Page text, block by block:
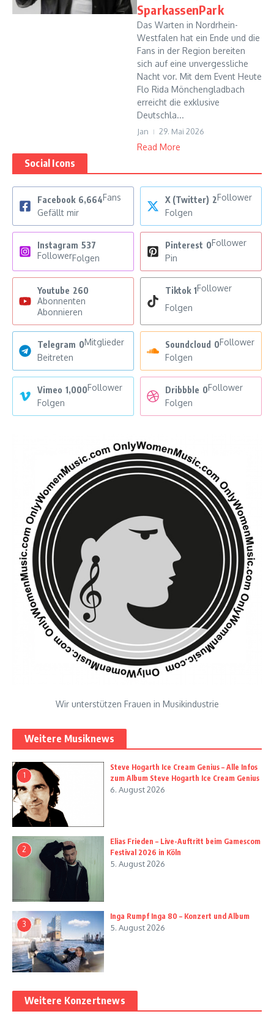
SparkassenPark
Das Warten in Nordrhein-
Westfalen hat ein Ende und die
Fans in der Region bereiten
sich auf eine unvergessliche
Nacht vor. Mit dem Event Heute
Flo Rida Mönchengladbach
erreicht die exklusive
Deutschla...
Jan 29. Mai 2026
Read More
Social Icons
Facebook 6,664Fans
Gefällt mir
X (Twitter) 2Follower
Folgen
Instagram 537
FollowerFolgen
Pinterest 0Follower
Pin
Youtube 260
Abonnenten
Abonnieren
Tiktok 1Follower
Folgen
Telegram 0Mitglieder
Beitreten
Soundcloud 0Follower
Folgen
Vimeo 1,000Follower
Folgen
Dribbble 0Follower
Folgen
Wir unterstützen Frauen in Musikindustrie
Weitere Musiknews
1
Steve Hogarth Ice Cream Genius – Alle Infos
zum Album Steve Hogarth Ice Cream Genius
6. August 2026
2
Elias Frieden – Live-Auftritt beim Gamescom
Festival 2026 in Köln
5. August 2026
3
Inga Rumpf Inga 80 – Konzert und Album
5. August 2026
Weitere Konzertnews